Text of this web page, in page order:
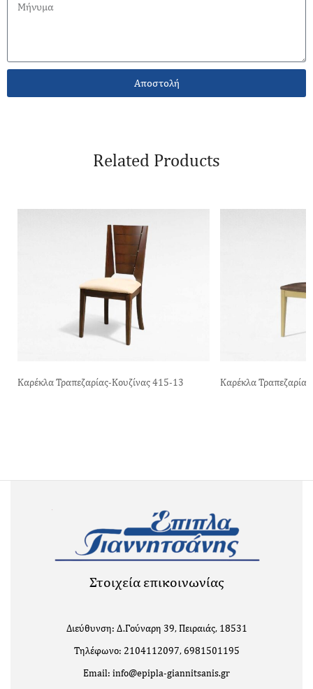
Αποστολή
Related Products
Καρέκλα Τραπεζαρίας-Κουζίνας 415-13 Καρέκλα
Στοιχεία επικοινωνίας
Διεύθυνση: Δ.Γούναρη 39, Πειραιάς, 18531
Τηλέφωνο: 2104112097, 6981501195
Email: info@epipla-giannitsanis.gr